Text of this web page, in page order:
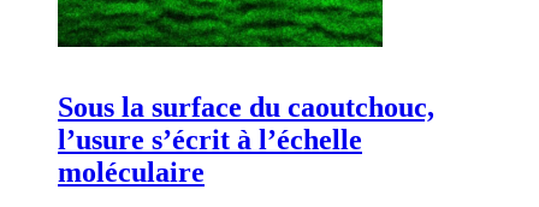
Sous la surface du caoutchouc,
l’usure s’écrit à l’échelle
moléculaire